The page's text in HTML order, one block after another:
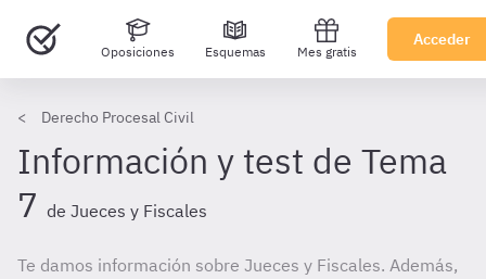
Oposiciones Esquemas Mes gratis
Acceder
Derecho Procesal Civil
Información y test de Tema
7 de Jueces y Fiscales
Te damos información sobre Jueces y Fiscales. Además,